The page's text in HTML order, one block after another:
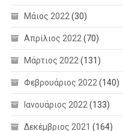
Μάιος 2022(30)
Απρίλιος 2022(70)
Μάρτιος 2022(131)
Φεβρουάριος 2022(140)
Ιανουάριος 2022(133)
Δεκέμβριος 2021 (164)